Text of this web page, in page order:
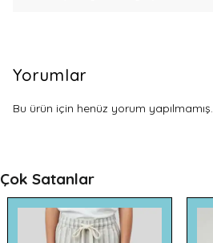
Yorumlar
Bu ürün için henüz yorum yapılmamış.
Çok Satanlar